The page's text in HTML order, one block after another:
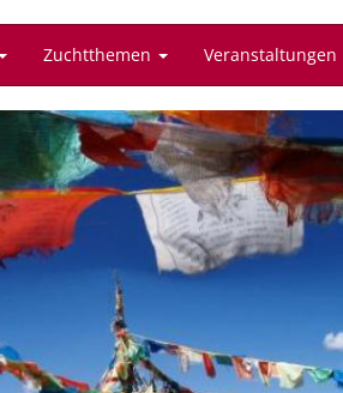
Zuchtthemen Veranstaltungen